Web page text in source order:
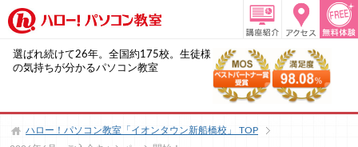
選ばれ続けて26年。全国約175校。生徒様
の気持ちが分かるパソコン教室
ハロー！パソコン教室「イオンタウン新船橋校」
TOP